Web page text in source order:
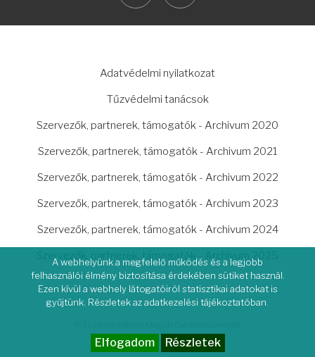
Adatvédelmi nyilatkozat
Tűzvédelmi tanácsok
Szervezők, partnerek, támogatók - Archivum 2020
Szervezők, partnerek, támogatók - Archivum 2021
Szervezők, partnerek, támogatók - Archivum 2022
Szervezők, partnerek, támogatók - Archivum 2023
Szervezők, partnerek, támogatók - Archivum 2024
Szervezők, partnerek, támogatók - Archivum 2025
A webhelyünk a megfelelő működés és a legjobb
felhasználói élmény biztosítása érdekében sütiket használ.
Ezen kívül a webhely látogatóiról statisztikai adatokat is
gyűjtünk. Részletek az adatkezelési tájékoztatóban.
Elfogadom Részletek